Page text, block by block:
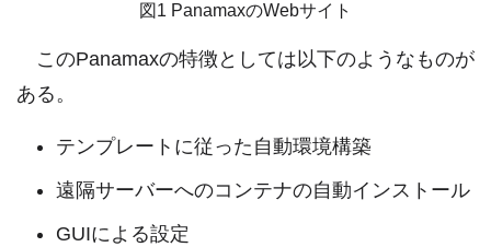
図1 PanamaxのWebサイト
このPanamaxの特徴としては以下のようなものが
ある。
テンプレートに従った自動環境構築
遠隔サーバーへのコンテナの自動インストール
GUIによる設定